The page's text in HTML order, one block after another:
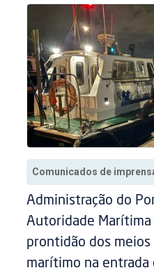
Comunicados de
Administração do
Autoridade
prontidão dos
marítimo na entrada